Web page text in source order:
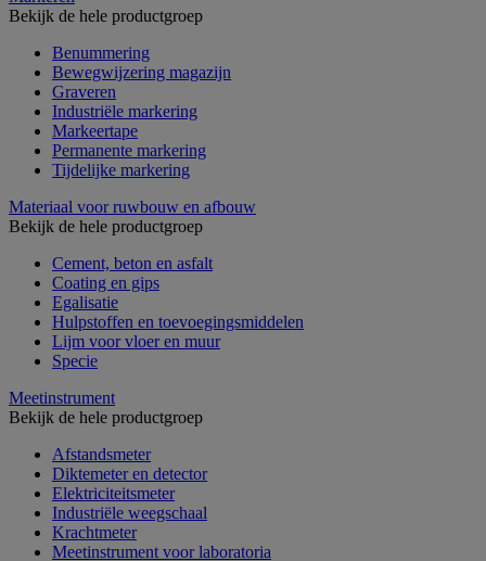
Bekijk de hele productgroep
Benummering
Bewegwijzering magazijn
Graveren
Industriële markering
Markeertape
Permanente markering
Tijdelijke markering
Materiaal voor ruwbouw en afbouw
Bekijk de hele productgroep
Cement, beton en asfalt
Coating en gips
Egalisatie
Hulpstoffen en toevoegingsmiddelen
Lijm voor vloer en muur
Specie
Meetinstrument
Bekijk de hele productgroep
Afstandsmeter
Diktemeter en detector
Elektriciteitsmeter
Industriële weegschaal
Krachtmeter
Meetinstrument voor laboratoria